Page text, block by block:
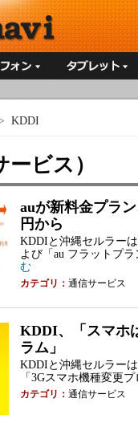
KDDI
ビス）
auが新料金プラ
円から
KDDIと沖縄セルラー
よび「au フラットプ
む
カテゴリ： 通信サービス
KDDI、「スマホ
ラム」
KDDIと沖縄セルラー
「3Gスマホ機種変更
カテゴリ： 通信サービス